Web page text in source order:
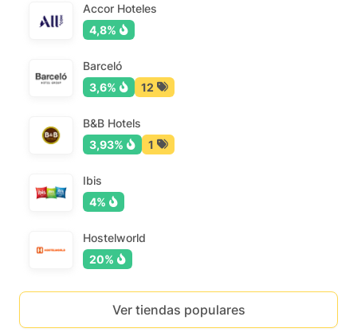
Accor Hoteles
4,8%
Barceló
3,6%
12
B&B Hotels
3,93%
1
Ibis
4%
Hostelworld
20%
Ver tiendas populares